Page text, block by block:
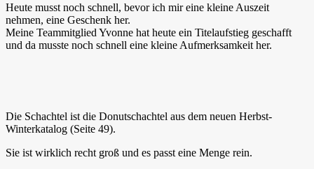
Heute musst noch schnell, bevor ich mir eine kleine Auszeit
nehmen, eine Geschenk her.
Meine Teammitglied Yvonne hat heute ein Titelaufstieg geschafft
und da musste noch schnell eine kleine Aufmerksamkeit her.
Die Schachtel ist die Donutschachtel aus dem neuen Herbst-
Winterkatalog (Seite 49).
Sie ist wirklich recht groß und es passt eine Menge rein.